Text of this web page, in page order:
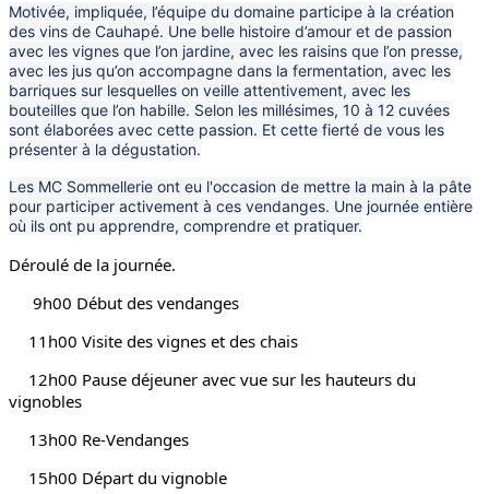
Motivée, impliquée, l’équipe du domaine participe à la création
des vins de Cauhapé. Une belle histoire d’amour et de passion
avec les vignes que l’on jardine, avec les raisins que l’on presse,
avec les jus qu’on accompagne dans la fermentation, avec les
barriques sur lesquelles on veille attentivement, avec les
bouteilles que l’on habille. Selon les millésimes, 10 à 12 cuvées
sont élaborées avec cette passion. Et cette fierté de vous les
présenter à la dégustation.
Les MC Sommellerie ont eu l'occasion de mettre la main à la pâte
pour participer activement à ces vendanges. Une journée entière
où ils ont pu apprendre, comprendre et pratiquer.
Déroulé de la journée.
9h00 Début des vendanges
11h00 Visite des vignes et des chais
12h00 Pause déjeuner avec vue sur les hauteurs du
vignobles
13h00 Re-Vendanges
15h00 Départ du vignoble